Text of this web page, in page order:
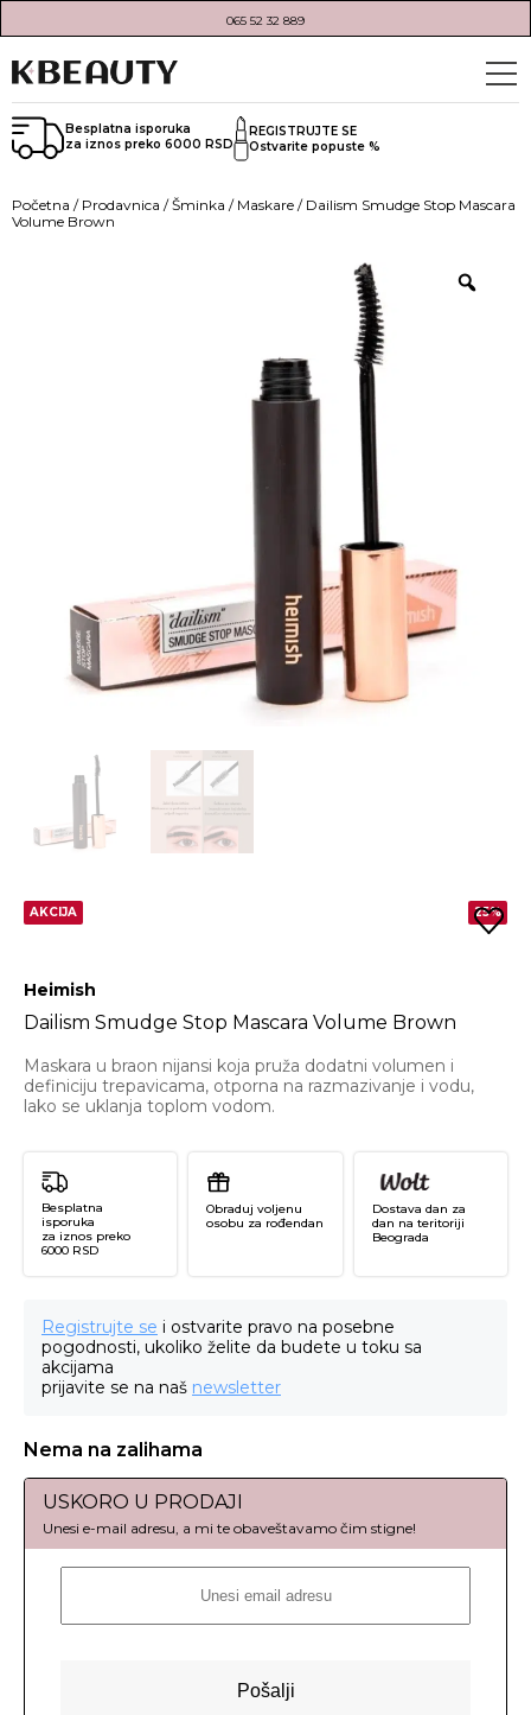
065 52 32 889
Besplatna isporuka
za iznos preko 6000 RSD
REGISTRUJTE SE
Ostvarite popuste %
Početna / Prodavnica /Šminka / Maskare / Dailism Smudge Stop Mascara
Volume Brown
AKCIJA 25%
Heimish
Dailism Smudge Stop Mascara Volume Brown
Maskara u braon nijansi koja pruža dodatni volumen i
definiciju trepavicama, otporna na razmazivanje i vodu,
lako se uklanja toplom vodom.
Besplatna
isporuka
za iznos preko
6000 RSD
Obraduj voljenu
osobu za rođendan
Dostava dan za
dan na teritoriji
Beograda
Registrujte se i ostvarite pravo na posebne
pogodnosti, ukoliko želite da budete u toku sa
akcijama
prijavite se na naš newsletter
Nema na zalihama
USKORO U PRODAJI